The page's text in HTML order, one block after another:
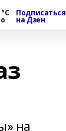
Подписаться
на Дзен
на